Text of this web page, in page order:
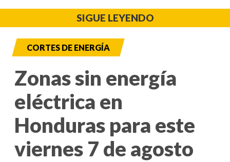
SIGUE LEYENDO
CORTES DE ENERGÍA
Zonas sin energía
eléctrica en
Honduras para este
viernes 7 de agosto